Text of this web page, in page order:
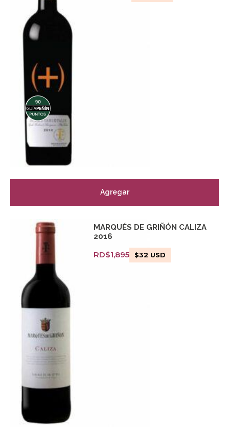
Agregar
MARQUÉS DE GRIÑÓN CALIZA
2016
RD$1,895 $32 USD